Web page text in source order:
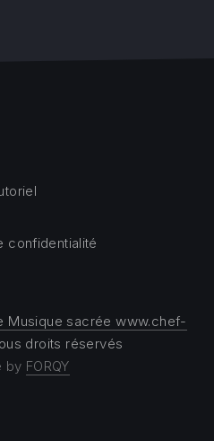
Musique sacrée www.chef-
droits réservés
by FORQY
confidentialité